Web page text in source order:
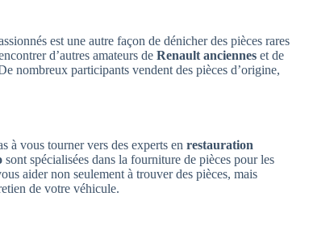
est une autre façon de dénicher des pièces rares
d’autres amateurs de Renault anciennes et de
nombreux participants vendent des pièces d’origine,
à vous tourner vers des experts en restauration
sont spécialisées dans la fourniture de pièces pour les
aider non seulement à trouver des pièces, mais
de votre véhicule.